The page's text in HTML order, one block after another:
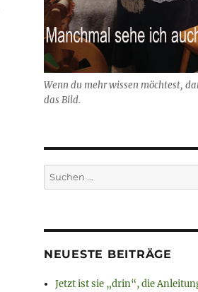
Wenn du mehr wissen möchtest,
das Bild.
Suchen
nach:
NEUESTE BEITRÄGE
Jetzt ist sie „drin“, die